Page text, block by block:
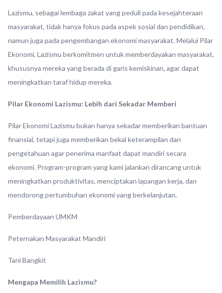
Lazismu, sebagai lembaga zakat yang peduli pada kesejahteraan
masyarakat, tidak hanya fokus pada aspek sosial dan pendidikan,
namun juga pada pengembangan ekonomi masyarakat. Melalui Pilar
Ekonomi, Lazismu berkomitmen untuk memberdayakan masyarakat,
khususnya mereka yang berada di garis kemiskinan, agar dapat
meningkatkan taraf hidup mereka.
Pilar Ekonomi Lazismu: Lebih dari Sekadar Memberi
Pilar Ekonomi Lazismu bukan hanya sekadar memberikan bantuan
finansial, tetapi juga memberikan bekal keterampilan dan
pengetahuan agar penerima manfaat dapat mandiri secara
ekonomi. Program-program yang kami jalankan dirancang untuk
meningkatkan produktivitas, menciptakan lapangan kerja, dan
mendorong pertumbuhan ekonomi yang berkelanjutan.
Pemberdayaan UMKM
Peternakan Masyarakat Mandiri
Tani Bangkit
Mengapa Memilih Lazismu?